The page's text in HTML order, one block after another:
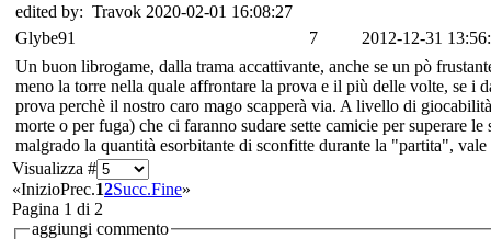
edited by: Travok 2020-02-01 16:08:27
Glybe91
7
2012-12-31
Un buon librogame, dalla trama accattivante, anche se un pò
meno la torre nella quale affrontare la prova e il più delle volte, se i
prova perchè il nostro caro mago scapperà via. A livello di
morte o per fuga) che ci faranno sudare sette camicie per superare
malgrado la quantità esorbitante di sconfitte durante la "partita",
Visualizza #
«InizioPrec.12Succ.Fine»
Pagina 1 di 2
aggiungi commento